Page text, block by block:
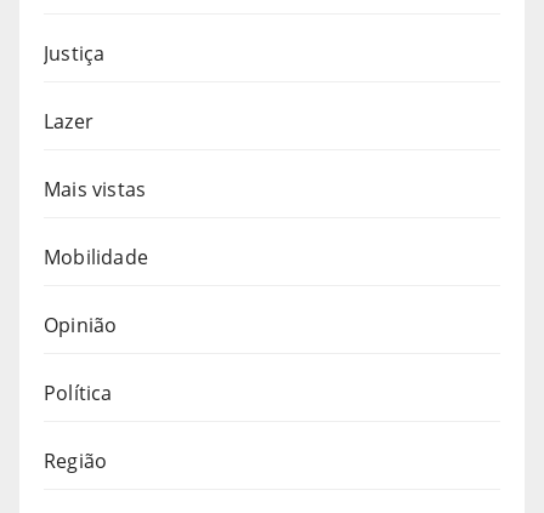
Justiça
Lazer
Mais vistas
Mobilidade
Opinião
Política
Região